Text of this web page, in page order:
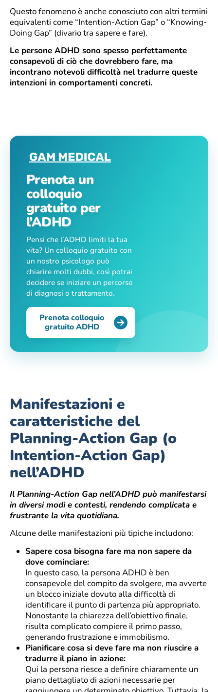
Questo fenomeno è anche conosciuto con altri termini
equivalenti come “Intention-Action Gap” o “Knowing-
Doing Gap” (divario tra sapere e fare).
Le persone ADHD sono spesso perfettamente
consapevoli di ciò che dovrebbero fare, ma
incontrano notevoli difficoltà nel tradurre queste
intenzioni in comportamenti concreti.
Prenota un
colloquio
gratuito per
l’ADHD
Pensi che l’ADHD limiti la tua
vita? Un colloquio gratuito con
un nostro psicologo può
chiarire molti dubbi, così potrai
decidere se iniziare un percorso
di diagnosi o trattamento.
Prenota colloquio
gratuito ADHD
Manifestazioni e
caratteristiche del
Planning-Action Gap (o
Intention-Action Gap)
nell’ADHD
Il Planning-Action Gap nell’ADHD può manifestarsi
in diversi modi e contesti, rendendo complicata e
frustrante la vita quotidiana.
Alcune delle manifestazioni più tipiche includono:
Sapere cosa bisogna fare ma non sapere da
dove cominciare:
In questo caso, la persona ADHD è ben
consapevole del compito da svolgere, ma avverte
un blocco iniziale dovuto alla difficoltà di
identificare il punto di partenza più appropriato.
Nonostante la chiarezza dell’obiettivo finale,
risulta complicato compiere il primo passo,
generando frustrazione e immobilismo.
Pianificare cosa si deve fare ma non riuscire a
tradurre il piano in azione:
Qui la persona riesce a definire chiaramente un
piano dettagliato di azioni necessarie per